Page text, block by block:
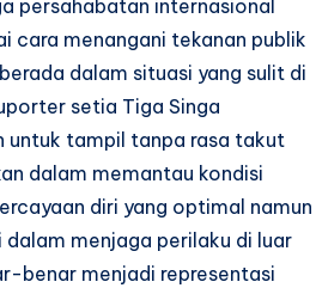
persahabatan internasional
cara menangani tekanan publik
dalam situasi yang sulit di
setia Tiga Singa
untuk tampil tanpa rasa takut
dalam memantau kondisi
diri yang optimal namun
menjaga perilaku di luar
benar menjadi representasi